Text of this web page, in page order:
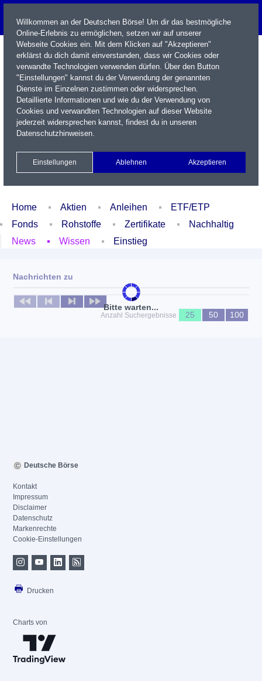
Name / WKN / ISIN / Kürzel
Xetra Realtime
Watchlist Portfolio Login
Home Aktien Anleihen
ETF/ETP
Fonds
Rohstoffe Zertifikate
Nachhaltig
News
Wissen Einstieg
Bitte warten...
Nachrichten zu
Keine News verfügbar
Anzahl Suchergebnisse
25 50 100
Willkommen an der Deutschen Börse! Um dir das bestmögliche
Online-Erlebnis zu ermöglichen, setzen wir auf unserer
Webseite Cookies ein. Mit dem Klicken auf "Akzeptieren"
erklärst du dich damit einverstanden, dass wir Cookies oder
verwandte Technologien verwenden dürfen. Über den Button
"Einstellungen" kannst du der Verwendung der genannten
Dienste im Einzelnen zustimmen oder widersprechen.
Detaillierte Informationen und wie du der Verwendung von
Cookies und verwandten Technologien auf dieser Website
jederzeit widersprechen kannst, findest du in unseren
Datenschutzhinweisen.
Einstellungen Ablehnen Akzeptieren
Deutsche Börse
Kontakt
Impressum
Disclaimer
Datenschutz
Markenrechte
Cookie-Einstellungen
Drucken
Charts von